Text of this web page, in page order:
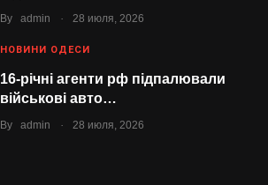
By admin . 28 июля, 2026
НОВИНИ ОДЕСИ
16-річні агенти рф підпалювали
військові авто…
By admin . 28 июля, 2026